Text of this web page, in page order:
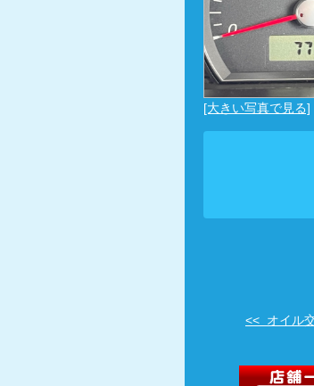
[大きい写真で見る]
<< オイル